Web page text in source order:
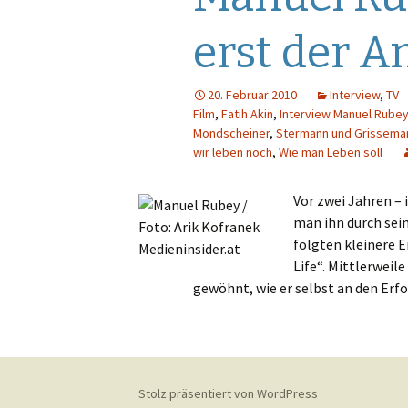
Sendungen
Pro7
Puls TV
RTL
Sat.1
Quoten
F
G
H
J
K
N
erst der
20. Februar 2010 Interview, TV
Film, Fatih Akin, Interview Manuel Rubey
Mondscheiner, Stermann und
wir leben noch, Wie man Leben soll
Vor zwei Jahren
man ihn durch
folgten kleinere
Life“. Mittlerweile
gewöhnt, wie er selbst an den
Stolz präsentiert von WordPress